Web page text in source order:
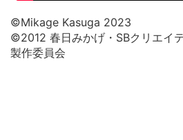
©Mikage Kasuga 2023
©2012 春日みかげ・SBクリエイ
製作委員会